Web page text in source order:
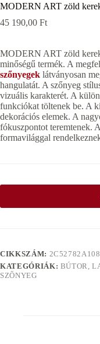
MODERN ART zöld
45 190,00 Ft
MODERN ART zöld
minőségű termék. A
szőnyegek látványosan
hangulatát. A szőnyeg
vizuális karakterét. A
funkciókat töltenek be. A
dekorációs elemek. A
fókuszpontot teremtenek. A
formavilággal
CIKKSZÁM:
KATEGÓRIÁK: BÚTOR,
SZÕNYEG